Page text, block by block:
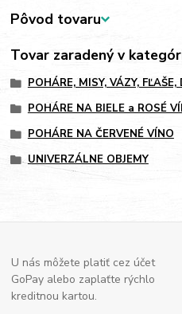
Pôvod tovaru
Tovar zaradený v
POHÁRE, MISY, VÁZY, FĽAŠE,
POHÁRE NA BIELE a ROSÉ
POHÁRE NA ČERVENÉ VÍNO
UNIVERZÁLNE OBJEMY
U nás môžete platiť cez účet
GoPay alebo zaplaťte rýchlo
kreditnou kartou.